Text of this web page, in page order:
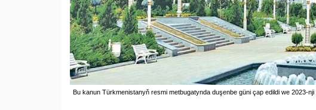
Bu kanun Türkmenistanyň resmi metbugatynda duşenbe güni çap edildi we 2023-